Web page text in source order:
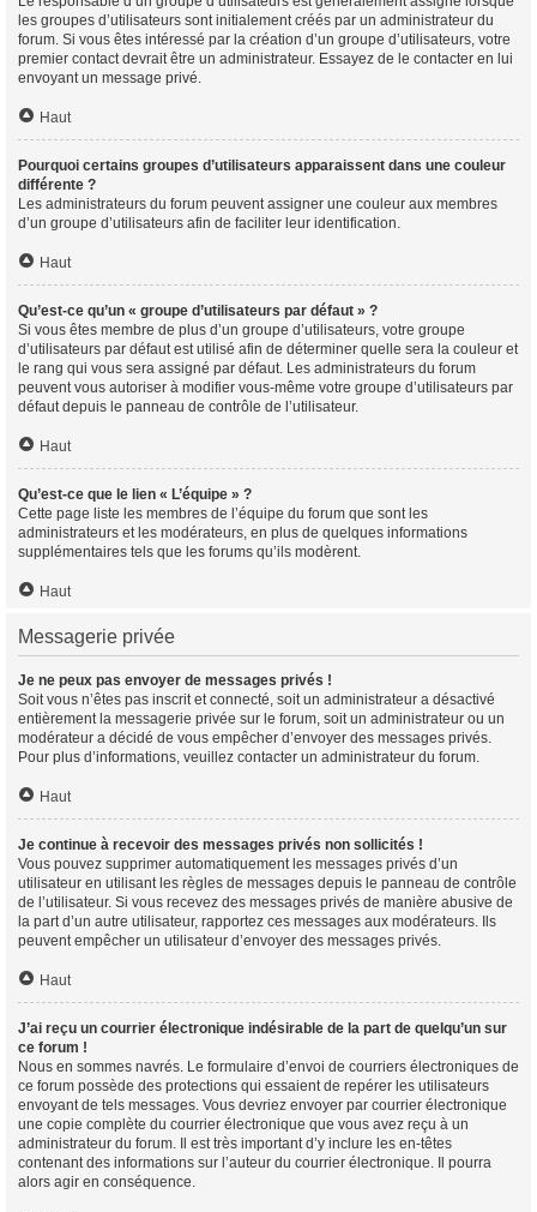
les groupes d’utilisateurs sont initialement créés par un administrateur du
forum. Si vous êtes intéressé par la création d’un groupe d’utilisateurs, votre
premier contact devrait être un administrateur. Essayez de le contacter en lui
envoyant un message privé.
Haut
Pourquoi certains groupes d’utilisateurs apparaissent dans une couleur
différente ?
Les administrateurs du forum peuvent assigner une couleur aux membres
d’un groupe d’utilisateurs afin de faciliter leur identification.
Haut
Qu’est-ce qu’un « groupe d’utilisateurs par défaut » ?
Si vous êtes membre de plus d’un groupe d’utilisateurs, votre groupe
d’utilisateurs par défaut est utilisé afin de déterminer quelle sera la couleur et
le rang qui vous sera assigné par défaut. Les administrateurs du forum
peuvent vous autoriser à modifier vous-même votre groupe d’utilisateurs par
défaut depuis le panneau de contrôle de l’utilisateur.
Haut
Qu’est-ce que le lien « L’équipe » ?
Cette page liste les membres de l’équipe du forum que sont les
administrateurs et les modérateurs, en plus de quelques informations
supplémentaires tels que les forums qu’ils modèrent.
Haut
Messagerie privée
Je ne peux pas envoyer de messages privés !
Soit vous n’êtes pas inscrit et connecté, soit un administrateur a désactivé
entièrement la messagerie privée sur le forum, soit un administrateur ou un
modérateur a décidé de vous empêcher d’envoyer des messages privés.
Pour plus d’informations, veuillez contacter un administrateur du forum.
Haut
Je continue à recevoir des messages privés non sollicités !
Vous pouvez supprimer automatiquement les messages privés d’un
utilisateur en utilisant les règles de messages depuis le panneau de contrôle
de l’utilisateur. Si vous recevez des messages privés de manière abusive de
la part d’un autre utilisateur, rapportez ces messages aux modérateurs. Ils
peuvent empêcher un utilisateur d’envoyer des messages privés.
Haut
J’ai reçu un courrier électronique indésirable de la part de quelqu’un sur
ce forum !
Nous en sommes navrés. Le formulaire d’envoi de courriers électroniques de
ce forum possède des protections qui essaient de repérer les utilisateurs
envoyant de tels messages. Vous devriez envoyer par courrier électronique
une copie complète du courrier électronique que vous avez reçu à un
administrateur du forum. Il est très important d’y inclure les en-têtes
contenant des informations sur l’auteur du courrier électronique. Il pourra
alors agir en conséquence.